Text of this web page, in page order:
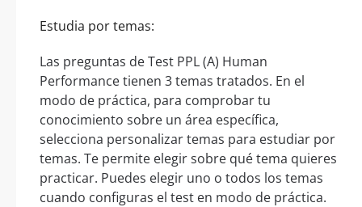
Estudia por temas:
Las preguntas de Test PPL (A) Human
Performance tienen 3 temas tratados. En el
modo de práctica, para comprobar tu
conocimiento sobre un área específica,
selecciona personalizar temas para estudiar por
temas. Te permite elegir sobre qué tema quieres
practicar. Puedes elegir uno o todos los temas
cuando configuras el test en modo de práctica.